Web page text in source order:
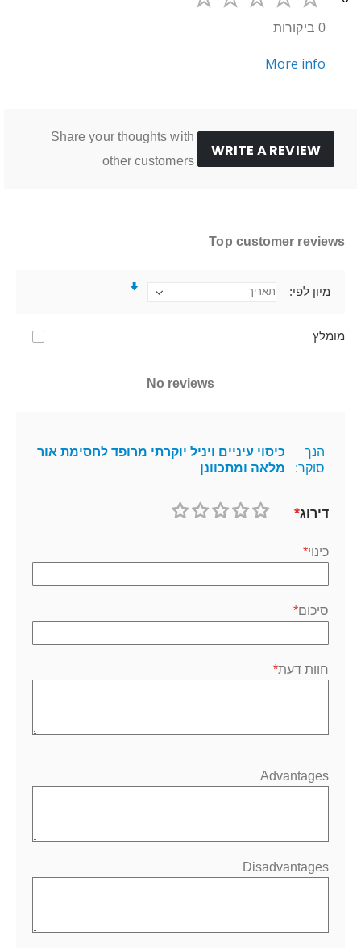
0 ביקורות
More info
WRITE A REVIEW
Share your thoughts with
other customers
Top customer reviews
מומלץ
מיון לפי
No reviews
הנך
סוקר:
כיסוי עיניים ויניל יוקרתי מרופד לחסימת אור
מלאה ומתכוונן
דירוג
כינוי
סיכום
חוות דעת
Advantages
Disadvantages